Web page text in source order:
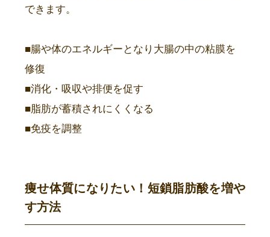
できます。
■腸や体のエネルギーとなり大腸の中の粘膜を
修復
■消化・吸収や排便を促す
■脂肪が蓄積されにくくなる
■免疫を調整
痩せ体質になりたい！短鎖脂肪酸を増や
す方法